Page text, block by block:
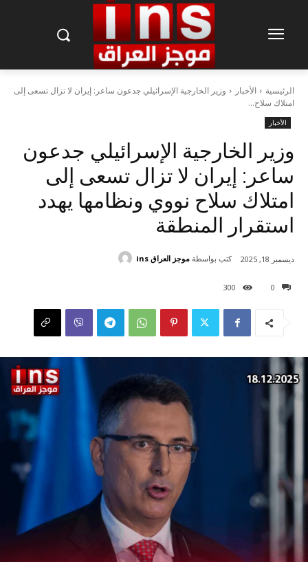
الرئيسية الأخبار
وزير الخارجية الإسرائيلي جدعون ساعر: إيران لا تزال تسعى إلى
امتلاك سلاح...
الأخبار
وزير الخارجية الإسرائيلي جدعون
ساعر: إيران لا تزال تسعى إلى
امتلاك سلاح نووي ونظامها يهدد
استقرار المنطقة
0
300
ديسمبر 18, 2025 كتب بواسطة موجز العراق ins